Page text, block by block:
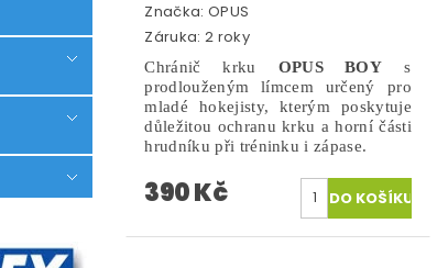
Značka: OPUS
Záruka: 2 roky
Chránič krku OPUS BOY s
prodlouženým límcem určený pro
mladé hokejisty, kterým poskytuje
důležitou ochranu krku a horní části
hrudníku při tréninku i zápase.
390 Kč